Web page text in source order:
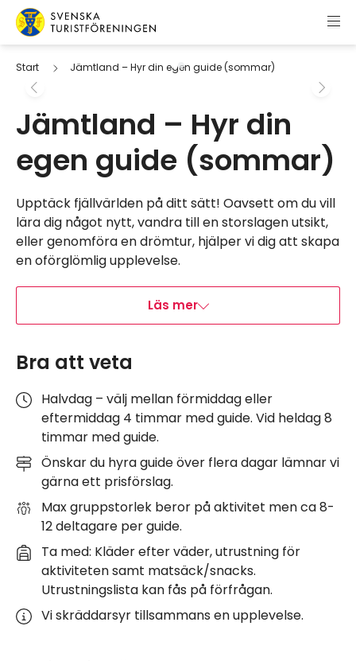
Hoppa till innehåll
Svenska Turistföreningen
Start Jämtland – Hyr din egen guide (sommar)
Jämtland – Hyr din
egen guide (sommar)
Hoppa till bokningsverktyget
Upptäck fjällvärlden på ditt sätt! Oavsett om du vill
lära dig något nytt, vandra till en storslagen utsikt,
eller genomföra en drömtur, hjälper vi dig att skapa
en oförglömlig upplevelse.
Läs mer
Bra att veta
Halvdag – välj mellan förmiddag eller
eftermiddag 4 timmar med guide. Vid heldag 8
timmar med guide.
Önskar du hyra guide över flera dagar lämnar vi
gärna ett prisförslag.
Max gruppstorlek beror på aktivitet men ca 8-
12 deltagare per guide.
Ta med: Kläder efter väder, utrustning för
aktiviteten samt matsäck/snacks.
Utrustningslista kan fås på förfrågan.
Vi skräddarsyr tillsammans en upplevelse.